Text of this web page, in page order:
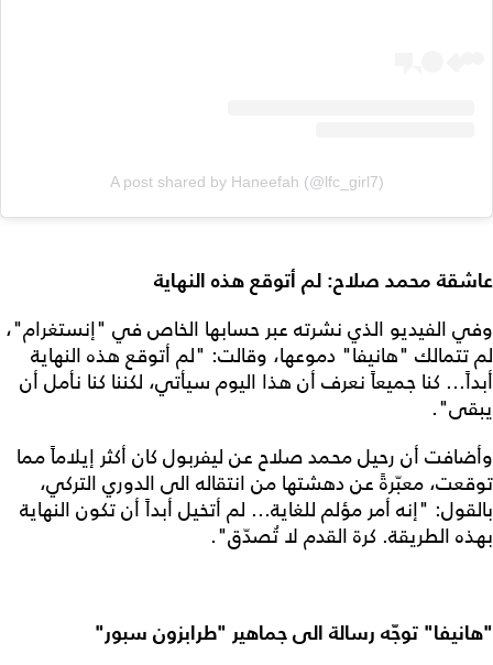
A post shared by Haneefah (@lfc_girl7)
عاشقة محمد صلاح: لم أتوقع هذه النهاية
وفي الفيديو الذي نشرته عبر حسابها الخاص في "إنستغرام"،
لم تتمالك "هانيفا" دموعها، وقالت: "لم أتوقع هذه النهاية
أبداً... كنا جميعاً نعرف أن هذا اليوم سيأتي، لكننا كنا نأمل أن
يبقى".
وأضافت أن رحيل محمد صلاح عن ليفربول كان أكثر إيلاماً مما
توقعت، معبّرةً عن دهشتها من انتقاله الى الدوري التركي،
بالقول: "إنه أمر مؤلم للغاية... لم أتخيل أبداً أن تكون النهاية
بهذه الطريقة. كرة القدم لا تُصدّق".
"هانيفا" توجّه رسالة الى جماهير "طرابزون سبور"